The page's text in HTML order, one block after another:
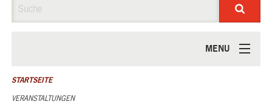
MENU
ÜBER UNS
STARTSEITE
VERANSTALTUNGEN